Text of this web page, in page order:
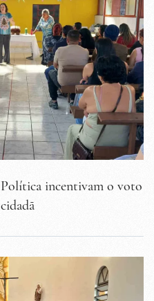
incentivam o voto